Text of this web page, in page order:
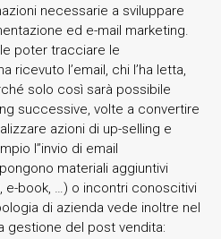
necessarie a sviluppare
ed e-mail marketing.
poter tracciare le
ricevuto l’email, chi l’ha letta,
solo così sarà possibile
successive, volte a convertire
azioni di up-selling e
l’’invio di email
materiali aggiuntivi
e-book, …) o incontri conoscitivi
di azienda vede inoltre nel
gestione del post vendita: